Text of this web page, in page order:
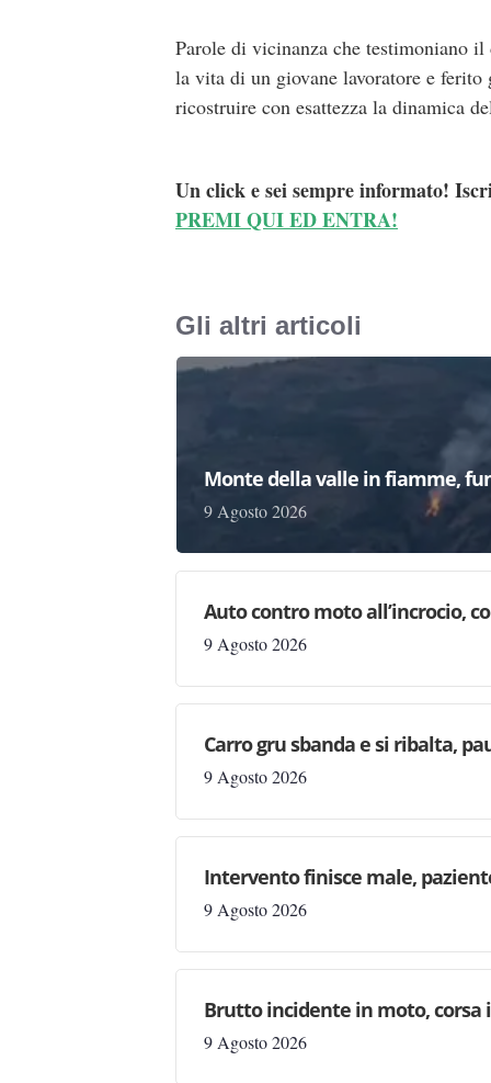
Parole di vicinanza che testimoniano il
la vita di un giovane lavoratore e ferito
ricostruire con esattezza la dinamica
Un click e sei sempre informato!
PREMI QUI ED ENTRA!
Gli altri articoli
Monte della valle in fiamme,
9 Agosto 2026
Auto contro moto all’incrocio,
9 Agosto 2026
Carro gru sbanda e si ribalta,
9 Agosto 2026
Intervento finisce male,
9 Agosto 2026
Brutto incidente in moto, corsa
9 Agosto 2026